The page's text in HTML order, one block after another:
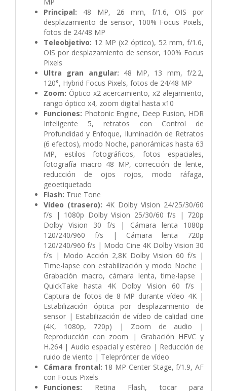
Principal: 48 MP, 26 mm, f/1.6, OIS por
desplazamiento de sensor, 100% Focus Pixels,
fotos de 24/48 MP
Teleobjetivo: 12 MP (x2 óptico), 52 mm, f/1.6,
OIS por desplazamiento de sensor, 100% Focus
Pixels
Ultra gran angular: 48 MP, 13 mm, f/2.2,
120°, Hybrid Focus Pixels, fotos de 24/48 MP
Zoom: Óptico x2 acercamiento, x2 alejamiento,
rango óptico x4, zoom digital hasta x10
Funciones: Photonic Engine, Deep Fusion, HDR
Inteligente 5, retratos con Control de
Profundidad y Enfoque, Iluminación de Retratos
(6 efectos), modo Noche, panorámicas hasta 63
MP, estilos fotográficos, fotos espaciales,
fotografía macro 48 MP, corrección de lente,
reducción de ojos rojos, modo ráfaga,
geoetiquetado
Flash: True Tone
Vídeo (trasero): 4K Dolby Vision 24/25/30/60
f/s | 1080p Dolby Vision 25/30/60 f/s | 720p
Dolby Vision 30 f/s | Cámara lenta 1080p
120/240/960 f/s | Cámara lenta 720p
120/240/960 f/s | Modo Cine 4K Dolby Vision 30
f/s | Modo Acción 2,8K Dolby Vision 60 f/s |
Time-lapse con estabilización y modo Noche |
Grabación macro, cámara lenta, time-lapse |
QuickTake hasta 4K Dolby Vision 60 f/s |
Captura de fotos de 8 MP durante vídeo 4K |
Estabilización óptica por desplazamiento de
sensor | Estabilización de vídeo de calidad cine
(4K, 1080p, 720p) | Zoom de audio |
Reproducción con zoom | Grabación HEVC y
H.264 | Audio espacial y estéreo | Reducción de
ruido de viento | Teleprónter de vídeo
Cámara frontal: 18 MP Center Stage, f/1.9, AF
con Focus Pixels
Funciones: Retina Flash, tocar para